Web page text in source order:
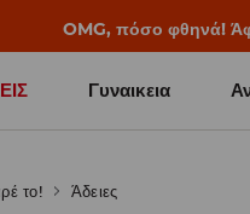
OMG, πόσο φθηνά!
Γυναικεια
το! Άδειες